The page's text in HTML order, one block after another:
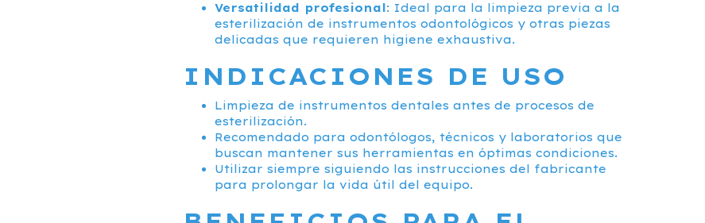
Versatilidad profesional: Ideal para la limpieza previa a la
esterilización de instrumentos odontológicos y otras piezas
delicadas que requieren higiene exhaustiva.
INDICACIONES DE USO
Limpieza de instrumentos dentales antes de procesos de
esterilización.
Recomendado para odontólogos, técnicos y laboratorios que
buscan mantener sus herramientas en óptimas condiciones.
Utilizar siempre siguiendo las instrucciones del fabricante
para prolongar la vida útil del equipo.